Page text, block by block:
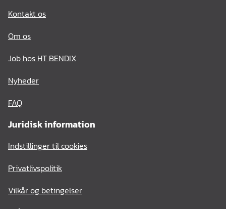
Kontakt os
Om os
Job hos HT BENDIX
Nyheder
FAQ
Juridisk information
Indstillinger til cookies
Privatlivspolitik
Vilkår og betingelser